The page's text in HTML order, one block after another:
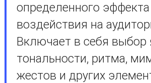
определенного
воздействия на
Включает в себя выбор
тональности, ритма,
жестов и других